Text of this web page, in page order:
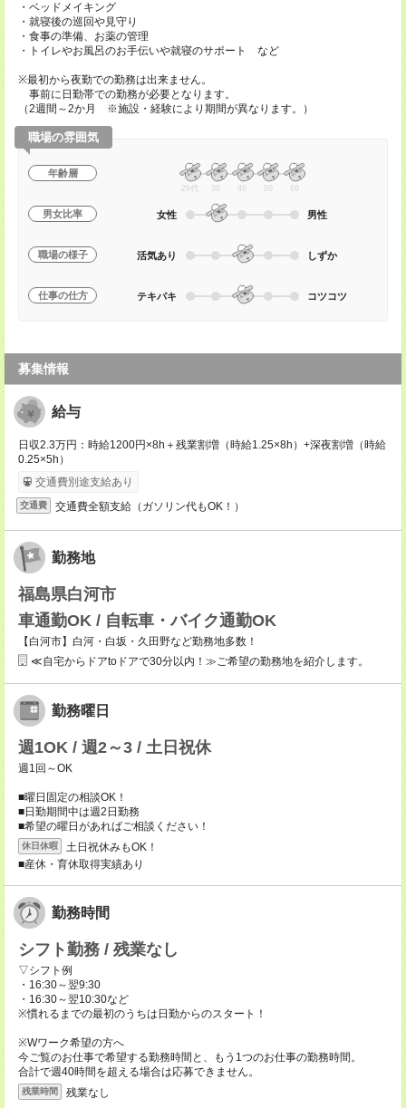
・ベッドメイキング
・就寝後の巡回や見守り
・食事の準備、お薬の管理
・トイレやお風呂のお手伝いや就寝のサポート など
※最初から夜勤での勤務は出来ません。
事前に日勤帯での勤務が必要となります。
（2週間～2か月 ※施設・経験により期間が異なります。）
職場の雰囲気
年齢層
20代 30 40 50 60
男女比率 女性 男性
職場の様子 活気あり しずか
仕事の仕方 テキパキ コツコツ
募集情報
給与
日収2.3万円：時給1200円×8h＋残業割増（時給1.25×8h）+深夜割増（時給
0.25×5h）
交通費別途支給あり
交通費 交通費全額支給（ガソリン代もOK！）
勤務地
福島県白河市
車通勤OK / 自転車・バイク通勤OK
【白河市】白河・白坂・久田野など勤務地多数！
≪自宅からドアtoドアで30分以内！≫ご希望の勤務地を紹介します。
勤務曜日
週1OK / 週2～3 / 土日祝休
週1回～OK
■曜日固定の相談OK！
■日勤期間中は週2日勤務
■希望の曜日があればご相談ください！
休日休暇
土日祝休みもOK！
■産休・育休取得実績あり
勤務時間
シフト勤務 / 残業なし
▽シフト例
・16:30～翌9:30
・16:30～翌10:30など
※慣れるまでの最初のうちは日勤からのスタート！
※Wワーク希望の方へ
今ご覧のお仕事で希望する勤務時間と、もう1つのお仕事の勤務時間。
合計で週40時間を超える場合は応募できません。
残業時間 残業なし